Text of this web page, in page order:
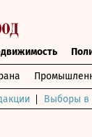
Выборы в